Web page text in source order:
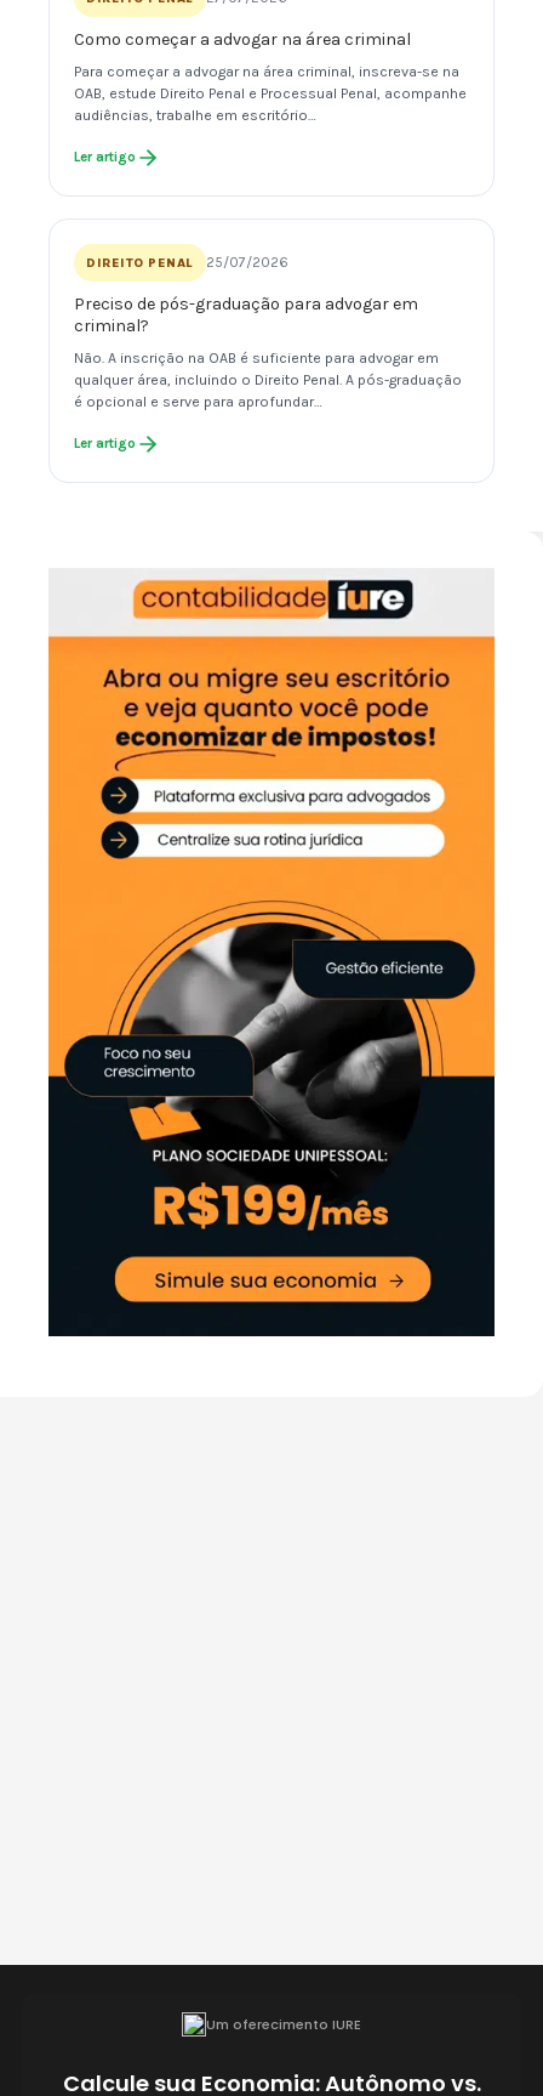
Como começar a advogar na área criminal
Para começar a advogar na área criminal, inscreva-se na
OAB, estude Direito Penal e Processual Penal, acompanhe
audiências, trabalhe em escritório…
Ler artigo
DIREITO PENAL 25/07/2026
Preciso de pós-graduação para advogar em
criminal?
Não. A inscrição na OAB é suficiente para advogar em
qualquer área, incluindo o Direito Penal. A pós-graduação
é opcional e serve para aprofundar…
Ler artigo